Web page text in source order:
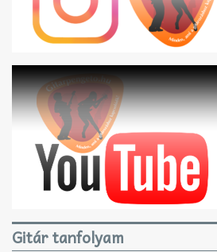
Gitár tanfolyam